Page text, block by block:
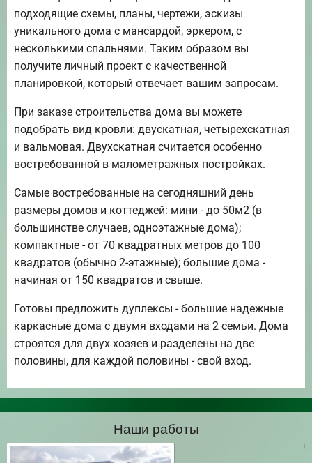
подходящие схемы, планы, чертежи, эскизы
уникального дома с мансардой, эркером, с
несколькими спальнями. Таким образом вы
получите личный проект с качественной
планировкой, который отвечает вашим запросам.
При заказе строительства дома вы можете
подобрать вид кровли: двускатная, четырехскатная
и вальмовая. Двухскатная считается особенно
востребованной в малометражных постройках.
Самые востребованные на сегодняшний день
размеры домов и коттеджей: мини - до 50м2 (в
большинстве случаев, одноэтажные дома);
компактные - от 70 квадратных метров до 100
квадратов (обычно 2-этажные); большие дома -
начиная от 150 квадратов и свыше.
Готовы предложить дуплексы - большие надежные
каркасные дома с двумя входами на 2 семьи. Дома
строятся для двух хозяев и разделены на две
половины, для каждой половины - свой вход.
Наши работы